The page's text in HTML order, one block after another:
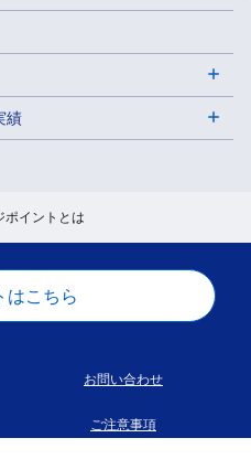
＞
配分に係る基本方針につい
予定日程）です。また、日
なる場合がございます。
みについて＞
的な価格を示すものではな
も購入意思がある事を示す
さい。また、あらかじめ電子
く必要がございます。
は、当該企業の目論見書を
こちら
績
ポイントとは
はこちら
お問い合わせ
ご注意事項